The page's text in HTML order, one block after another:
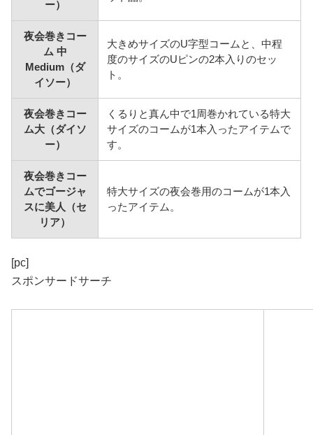
ー）
夜会巻きコー
ム 中
Medium（ダ
イソー）
大きめサイズのU字型コームと、中程
度のサイズのUピンの2本入りのセッ
ト。
夜会巻きコー
ム大（ダイソ
ー）
くるりと真ん中で1周巻かれている特大
サイズのコームが1本入ったアイテムで
す。
夜会巻きコー
ムでゴージャ
スに美人（セ
リア）
特大サイズの夜会巻用のコームが1本入
ったアイテム。
[pc]
スポンサードサーチ